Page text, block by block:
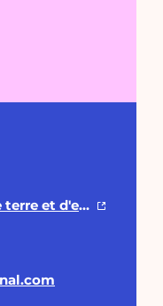
[Projection-débat] De terre et d'eau